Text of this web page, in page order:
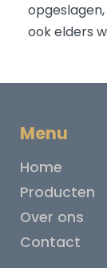
ook elders
Menu
Home
Producten
Over ons
Contact